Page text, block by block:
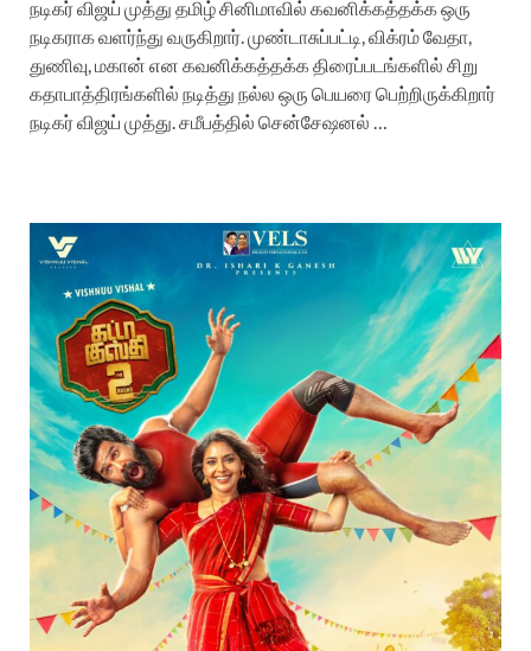
நடிகர் விஜய் முத்து தமிழ் சினிமாவில் கவனிக்கத்தக்க ஒரு
நடிகராக வளர்ந்து வருகிறார். முண்டாசுப்பட்டி, விக்ரம் வேதா,
துணிவு, மகான் என கவனிக்கத்தக்க திரைப்படங்களில் சிறு
கதாபாத்திரங்களில் நடித்து நல்ல ஒரு பெயரை பெற்றிருக்கிறார்
நடிகர் விஜய் முத்து. சமீபத்தில் சென்சேஷனல் …